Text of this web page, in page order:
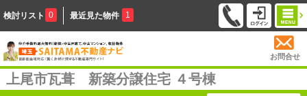
検討リスト 0 最近見た物件 1
お問合せ
上尾市瓦葺 新築分譲住宅 ４号棟